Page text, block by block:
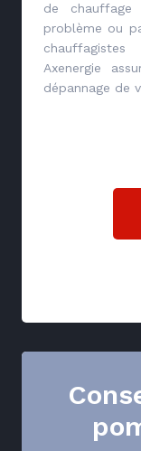
de
problème ou
Axenergie
dépannage de